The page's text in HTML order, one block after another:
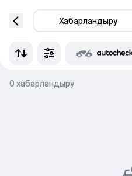
Хабарландыру
0 хабарландыру